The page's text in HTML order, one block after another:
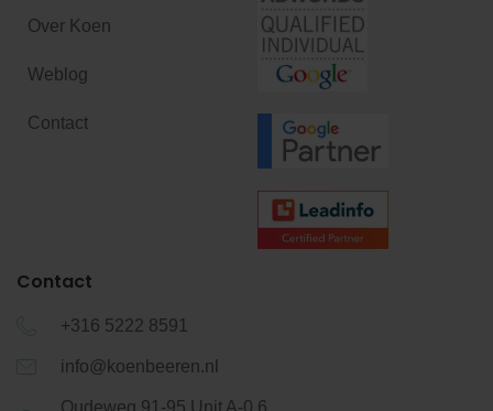
Over Koen
Weblog
Contact
Contact
+316 5222 8591
info@koenbeeren.nl